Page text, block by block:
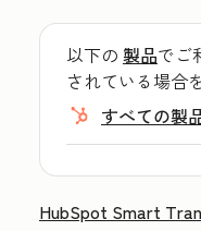
以下の 製品でご
されている場合
すべての製
HubSpot Smart